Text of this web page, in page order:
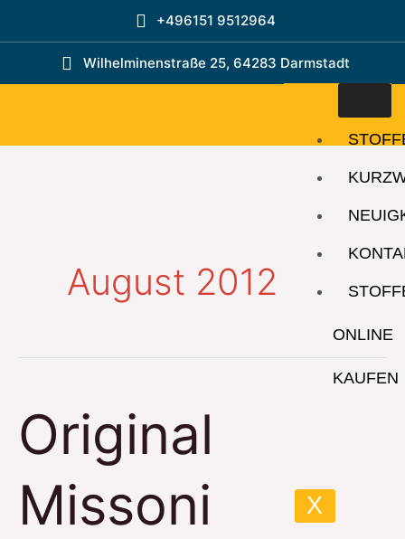
Inhalt
+496151 9512964
Wilhelminenstraße 25, 64283 Darmstadt
ONLINE
KAUFEN
X
August 2012
Original
Missoni
Original
Missoni